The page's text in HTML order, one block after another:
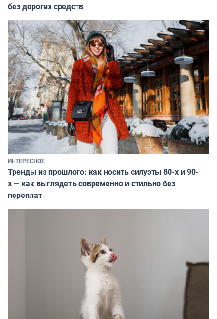
без дорогих средств
ИНТЕРЕСНОЕ
Тренды из прошлого: как носить силуэты 80-х и 90-
х — как выглядеть современно и стильно без
переплат